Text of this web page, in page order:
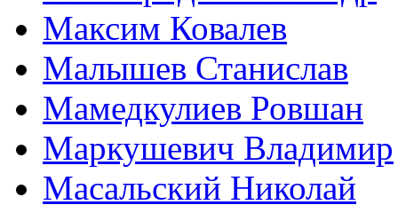
Максим Ковалев
Малышев Станислав
Мамедкулиев Ровшан
Маркушевич Владимир
Масальский Николай